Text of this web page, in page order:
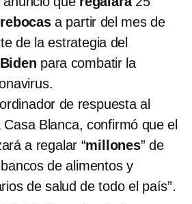
a partir del mes de
de la estrategia del
para combatir la
de respuesta al
Blanca, confirmó que el
a regalar “millones” de
de alimentos y
de salud de todo el país”.